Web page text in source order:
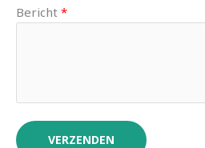
Bericht
VERZENDEN